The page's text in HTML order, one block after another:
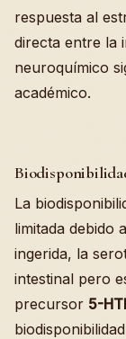
respuesta al
directa entre la
neuroquímico
académico.
La
limitada debido
ingerida, la
intestinal pero
precursor 5-